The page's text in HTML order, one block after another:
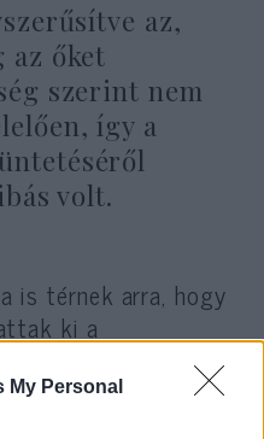
My Personal
az,
az őket
szerint nem
így a
volt.
is térnek arra, hogy
ki a